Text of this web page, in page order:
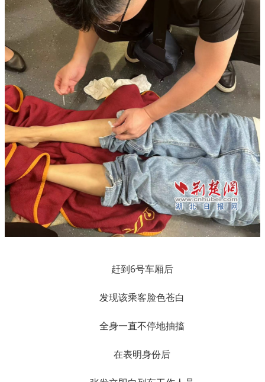
赶到6号车厢后
发现该乘客脸色苍白
全身一直不停地抽搐
在表明身份后